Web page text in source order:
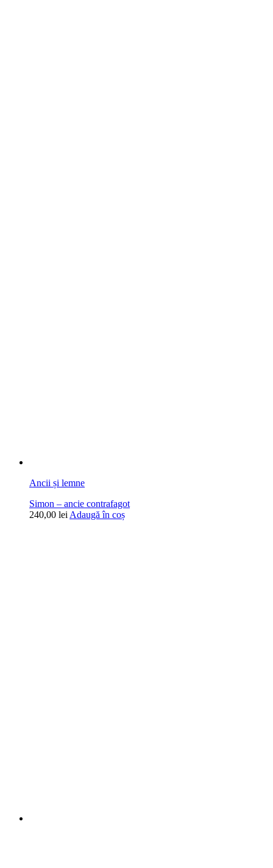
Ancii și lemne
Simon – ancie contrafagot
240,00 lei Adaugă în coș